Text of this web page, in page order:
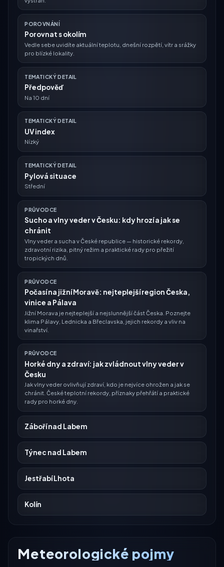
POROVNÁNÍ
Porovnat s okolím
Vedle sebe uvidíte aktuální teplotu, dnešní rozpětí, vítr a srážky
pro blízké lokality.
TEMATICKÝ DETAIL
Předpověď
Na 10 dní
TEMATICKÝ DETAIL
UV index
Nízký
TEMATICKÝ DETAIL
Pylová situace
Střední
PRŮVODCE
Sucho a vlny veder v Česku: kdy hrozí a jak se
chránit
Vlny veder a sucha v České republice — historické rekordy,
zdravotní rizika, pitný režim a praktické rady pro přežití
tropických dnů.
PRŮVODCE
Počasí na jižní Moravě: nejteplejší region Česka,
vinice a Pálava
Jižní Morava je nejteplejší a nejslunnější část Česka. Poznejte
klima Pálavy, Lednicka a Břeclavska, jejich rekordy a vliv na
vinařství.
PRŮVODCE
Horké dny a zdraví: jak zvládnout vlny veder v
Česku
Jak vlny veder ovlivňují zdraví, kdo je nejvíce ohrožen a jak se
chránit. České teplotní rekordy, příznaky přehřátí a praktické
rady pro horké dny.
Záboří nad Labem
Týnec nad Labem
Jestřabí Lhota
Kolín
Meteorologické pojmy